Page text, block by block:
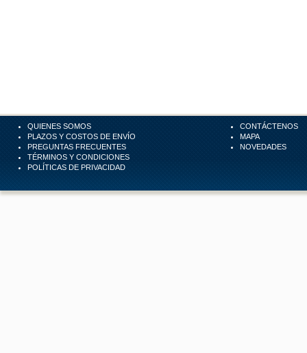
QUIENES SOMOS
PLAZOS Y COSTOS DE ENVÍO
PREGUNTAS FRECUENTES
TÉRMINOS Y CONDICIONES
POLÍTICAS DE PRIVACIDAD
CONTÁCTENOS
MAPA
NOVEDADES